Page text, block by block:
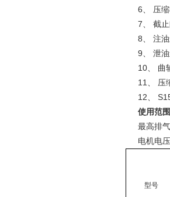
6、 压缩
7、 截止阀
8、 注油
9、 泄油
10、 曲轴
11、 压缩
12、
使用范围
最高排气
电机电压
型号